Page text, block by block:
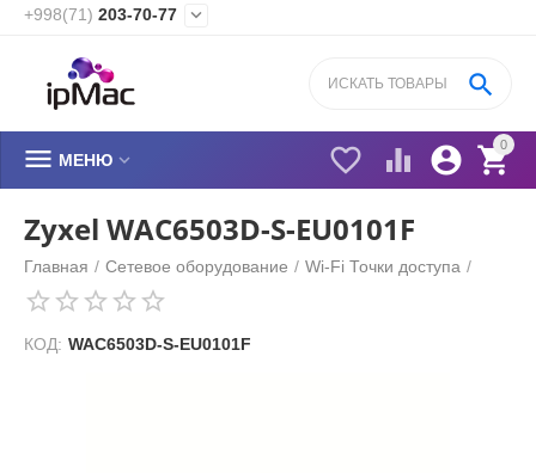
+998(71) 203-70-77 
0


 

 МЕНЮ 
Zyxel WAC6503D-S-EU0101F
Главная / Сетевое оборудование / Wi-Fi Точки доступа /
КОД: WAC6503D-S-EU0101F